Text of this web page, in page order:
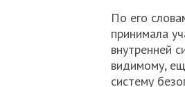
По его
принимала
внутренней
видимому,
систему